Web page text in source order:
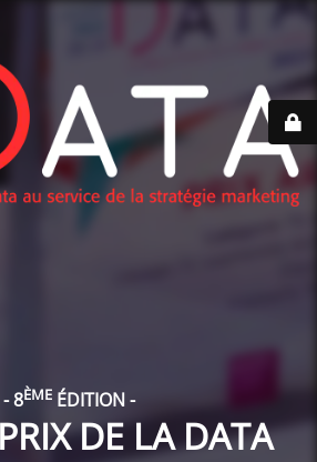
- 8ÈMEÉDITION -
DE LA DATA